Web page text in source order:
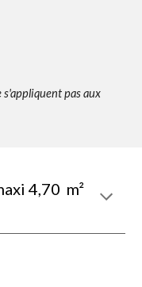
pas aux
4,70 m²